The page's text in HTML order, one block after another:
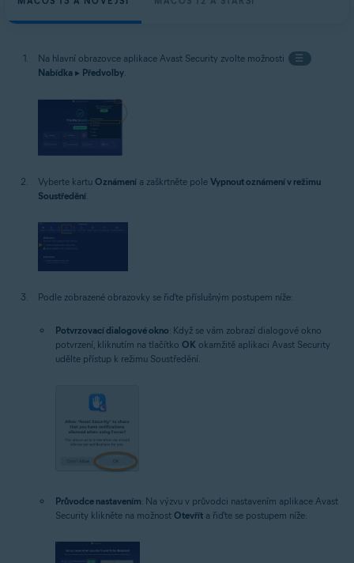
Na hlavní obrazovce aplikace Avast Security zvolte možnosti
☰
Nabídka ▸ Předvolby
Vyberte kartu Oznámení a zaškrtněte pole Vypnout oznámení v režimu
Soustředění
Podle zobrazené obrazovky se řiďte příslušným postupem níže:
Potvrzovací dialogové okno: Když se vám zobrazí dialogové okno
potvrzení, kliknutím na tlačítko OK okamžitě aplikaci Avast Security
udělte přístup k režimu Soustředění.
Průvodce nastavením: Na výzvu v průvodci nastavením aplikace Avast
Security klikněte na možnost Otevřít a řiďte se postupem níže: